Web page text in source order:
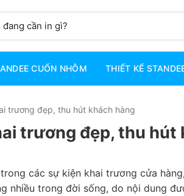
CUỐN NHÔM THIẾT KẾ
trương đẹp, thu hút khách hàng
trương đẹp, thu hút
các sự kiện khai trương cửa
nhiều trong đời sống, do nội dung